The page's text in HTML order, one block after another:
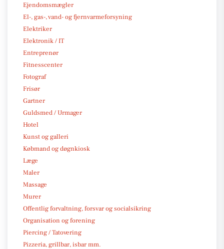
Ejendomsmægler
El-, gas-, vand- og fjernvarmeforsyning
Elektriker
Elektronik / IT
Entreprenør
Fitnesscenter
Fotograf
Frisør
Gartner
Guldsmed / Urmager
Hotel
Kunst og galleri
Købmand og døgnkiosk
Læge
Maler
Massage
Murer
Offentlig forvaltning, forsvar og socialsikring
Organisation og forening
Piercing / Tatovering
Pizzeria, grillbar, isbar mm.